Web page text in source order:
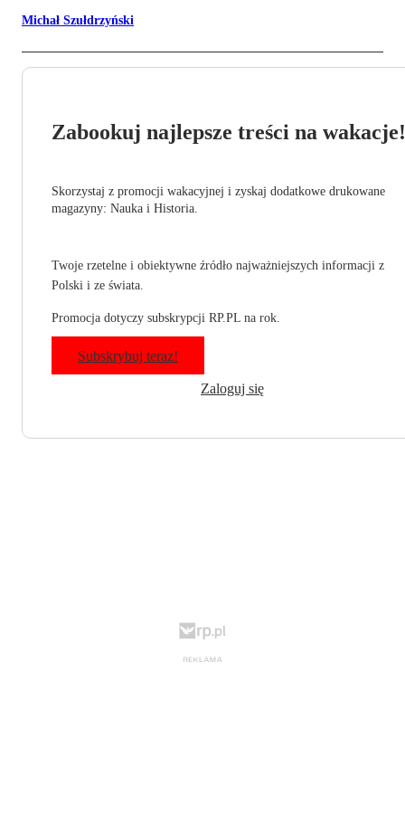
Michał Szułdrzyński
Zabookuj najlepsze treści na wakacje!
Skorzystaj z promocji wakacyjnej i zyskaj dodatkowe drukowane
magazyny: Nauka i Historia.
Twoje rzetelne i obiektywne źródło najważniejszych informacji z
Polski i ze świata.
Promocja dotyczy subskrypcji RP.PL na rok.
Subskrybuj teraz!
Zaloguj się